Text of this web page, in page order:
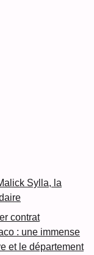
Sylla, la
contrat
: une immense
et le département